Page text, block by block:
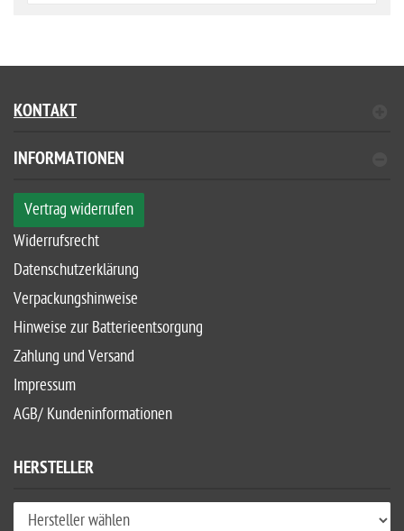
KONTAKT
INFORMATIONEN
Vertrag widerrufen
Widerrufsrecht
Datenschutzerklärung
Verpackungshinweise
Hinweise zur Batterieentsorgung
Zahlung und Versand
Impressum
AGB/ Kundeninformationen
HERSTELLER